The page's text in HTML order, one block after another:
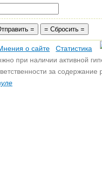
о сайте
Статистика
при наличии активной
за